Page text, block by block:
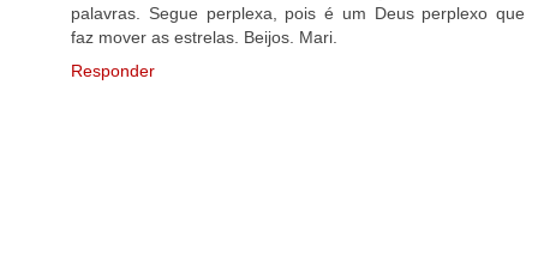
palavras. Segue perplexa, pois é um Deus perplexo que
faz mover as estrelas. Beijos. Mari.
Responder